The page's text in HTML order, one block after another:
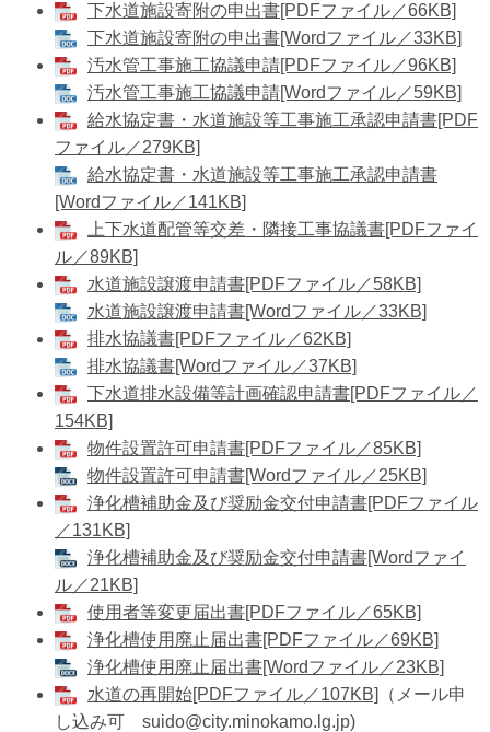
下水道施設寄附の申出書[PDFファイル／66KB]
下水道施設寄附の申出書[Wordファイル／33KB]
汚水管工事施工協議申請[PDFファイル／96KB]
​汚水管工事施工協議申請[Wordファイル／59KB]
給水協定書・水道施設等工事施工承認申請書[PDF
ファイル／279KB]
​給水協定書・水道施設等工事施工承認申請書
[Wordファイル／141KB]
上下水道配管等交差・隣接工事協議書[PDFファイ
ル／89KB]
水道施設譲渡申請書[PDFファイル／58KB]
水道施設譲渡申請書[Wordファイル／33KB]
排水協議書[PDFファイル／62KB]
​排水協議書[Wordファイル／37KB]
下水道排水設備等計画確認申請書[PDFファイル／
154KB]
物件設置許可申請書[PDFファイル／85KB]
物件設置許可申請書[Wordファイル／25KB]
浄化槽補助金及び奨励金交付申請書[PDFファイル
／131KB]
浄化槽補助金及び奨励金交付申請書[Wordファイ
ル／21KB]
使用者等変更届出書[PDFファイル／65KB]
浄化槽使用廃止届出書[PDFファイル／69KB]
浄化槽使用廃止届出書[Wordファイル／23KB]
水道の再開始[PDFファイル／107KB]
（メール申
し込み可 suido@city.minokamo.lg.jp)